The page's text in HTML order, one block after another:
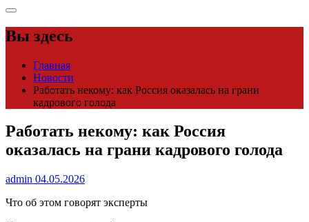
Вы здесь
Главная
Новости
Работать некому: как Россия оказалась на грани
кадрового голода
Работать некому: как Россия
оказалась на грани кадрового голода
admin 04.05.2026
Что об этом говорят эксперты